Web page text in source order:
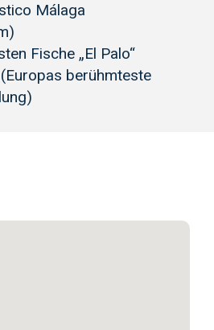
Málaga
Fische „El Palo“
berühmteste